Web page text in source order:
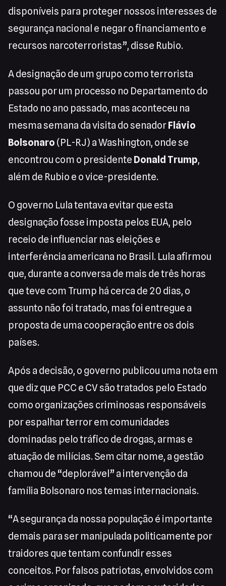
disponíveis para proteger nossos interesses de
segurança nacional e negar o financiamento e
recursos narcoterroristas”, disse Rubio.
A designação de um grupo como terrorista
passou por um processo no Departamento do
Estado no ano passado, mas aconteceu na
mesma semana da visita do senadorFlávio
Bolsonaro (PL-RJ) a Washington, onde se
encontrou com o presidente Donald Trump,
além de Rubio e o vice-presidente.
O governo Lula tentava evitar que esta
designação fosse imposta pelos EUA, pelo
receio de influenciar nas eleições e
interferência americana no Brasil. Lula afirmou
que, durante a conversa de mais de três horas
que teve com Trump há cerca de 20 dias, o
assunto não foi tratado, mas foi entregue a
proposta de uma cooperação entre os dois
países.
Após a decisão, o governo publicou uma nota em
que diz que PCC e CV são tratados pelo Estado
como organizações criminosas responsáveis
por espalhar terror em comunidades
dominadas pelo tráfico de drogas, armas e
atuação de milícias. Sem citar nome, a gestão
chamou de “deplorável” a intervenção da
família Bolsonaro nos temas internacionais.
“A segurança da nossa população é importante
demais para ser manipulada politicamente por
traidores que tentam confundir esses
conceitos. Por falsos patriotas, envolvidos com